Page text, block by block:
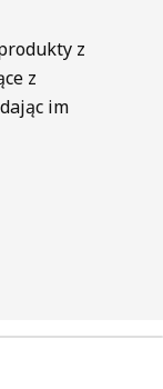
z
z
im